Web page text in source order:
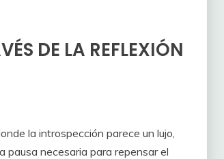
DE LA REFLEXIÓN
la introspección parece un lujo,
pausa necesaria para repensar el